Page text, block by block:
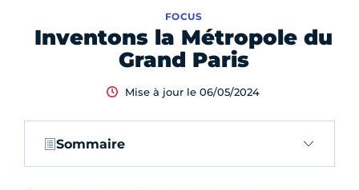
Inventons la Métropole du
Grand Paris
FOCUS
Mise à jour le 06/05/2024
Sommaire